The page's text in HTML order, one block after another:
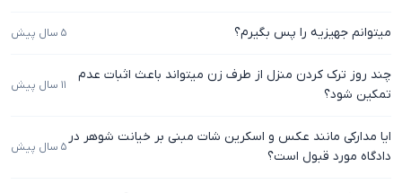
میتوانم جهیزیه را پس بگیرم؟ ۵ سال پیش
چند روز ترک کردن منزل از طرف زن میتواند باعث اثبات عدم
تمکین شود؟
۱۱ سال پیش
ایا مدارکی مانند عکس و اسکرین شات مبنی بر خیانت شوهر در
دادگاه مورد قبول است؟
۵ سال پیش